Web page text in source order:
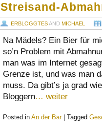
Streisand-
ERBLOGGTESANDMICHAEL
Na Mädels? Ein Bier für
so’n Problem mit
man was im Internet
Grenze ist, und was man
muss. Da gibt’s ja grad
Bloggern… weiter
Posted in An der Bar Tagged